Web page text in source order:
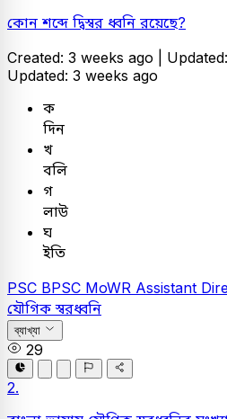
কোন শব্দে দ্বিস্বর ধ্বনি রয়েছে?
Created: 3 weeks ago |
Updated: 3 weeks ago
ক
দিন
খ
বলি
গ
লাউ
ঘ
ইতি
PSC BPSC MoWR Assistant
যৌগিক স্বরধ্বনি
ব্যাখ্যা
29
2.